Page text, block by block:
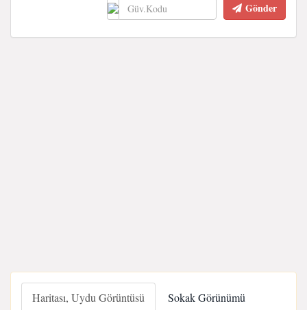
Gönder
Haritası, Uydu Görüntüsü Sokak Görünümü